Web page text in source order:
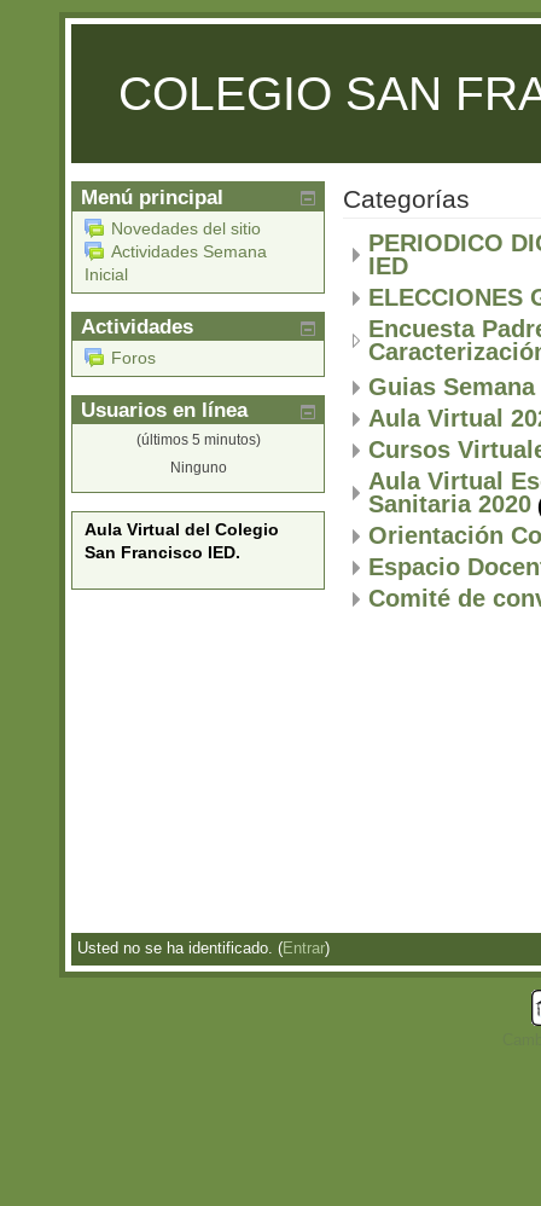
COLEGIO SAN
Categorías
PERIODICO
IED
ELECCIONES
Encuesta
Guias
Aula Virtual
Cursos
Aula Virtual
Sanitaria 2020
Orientación
Espacio
Comité de
Menú principal
Novedades del sitio
Actividades Semana
Inicial
Actividades
Foros
Usuarios en línea
(últimos 5 minutos)
Ninguno
Aula Virtual del Colegio
San Francisco IED.
Usted no se ha identificado. (Entrar)